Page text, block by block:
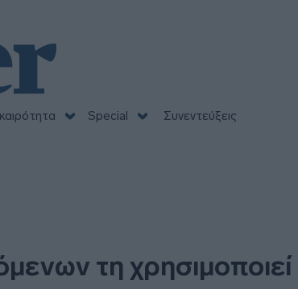
Special
Συνεντεύξεις
τη χρησιμοποιεί